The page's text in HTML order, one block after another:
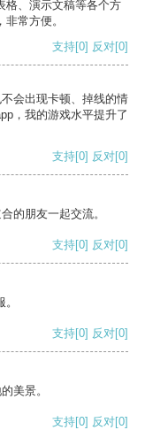
格、演示文稿等各个方
常方便。
支持[0] 反对[0]
会出现卡顿、掉线的情
，我的游戏水平提升了
支持[0] 反对[0]
的朋友一起交流。
支持[0] 反对[0]
支持[0] 反对[0]
美景。
支持[0] 反对[0]